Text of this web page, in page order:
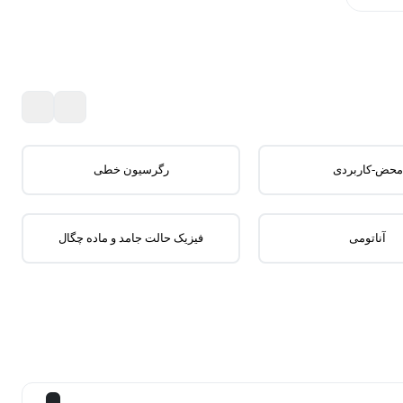
محض-کاربردی رگرسیون خطی
آناتومی فیزیک حالت جامد و ماده چگال